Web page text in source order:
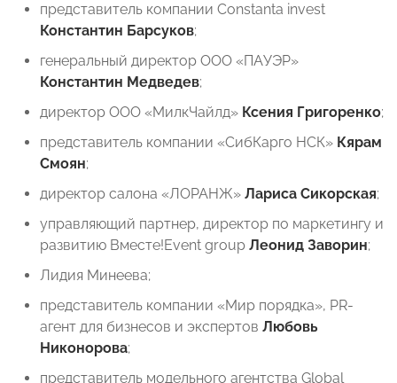
представитель компании Constanta invest
Константин Барсуков;
генеральный директор ООО «ПАУЭР»
Константин Медведев;
директор ООО «МилкЧайлд» ⁠Ксения Григоренко;
представитель компании «СибКарго НСК» Кярам
Смоян;
директор салона «ЛОРАНЖ» Лариса Сикорская;
управляющий партнер, директор по маркетингу и
развитию Вместе!Event group Леонид Заворин;
Лидия Минеева;
представитель компании «Мир порядка», PR-
агент для бизнесов и экспертов Любовь
Никонорова;
представитель модельного агентства Global